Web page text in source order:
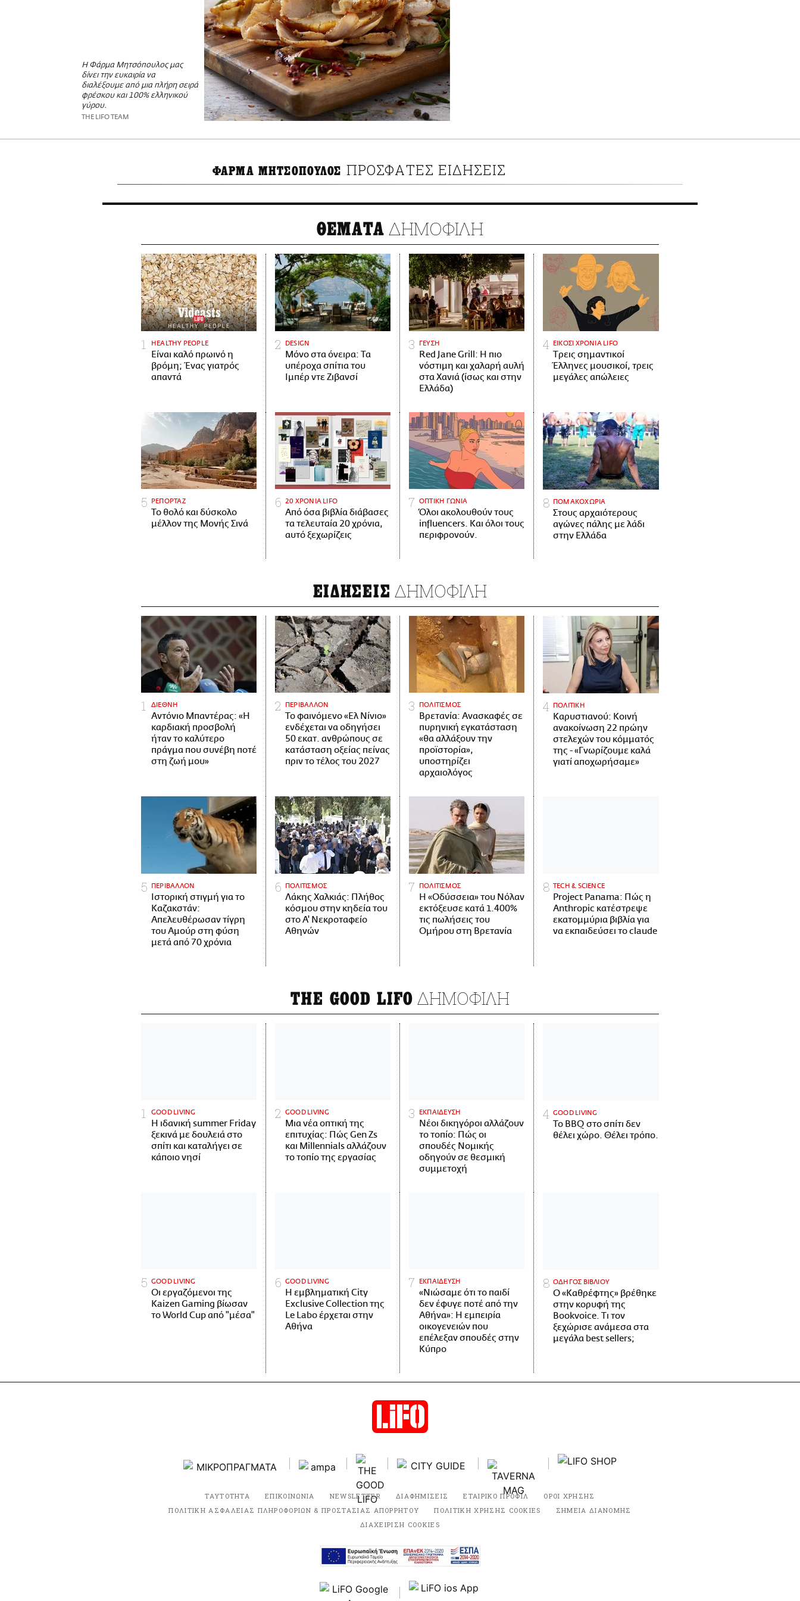
Η Φάρμα Μητσόπουλος μας
δίνει την ευκαιρία να
διαλέξουμε από μια πλήρη σειρά
φρέσκου και 100% ελληνικού
γύρου.
THE LIFO TEAM
ΦΑΡΜΑ ΜΗΤΣΟΠΟΥΛΟΣ ΠΡΟΣΦΑΤΕΣ ΕΙΔΗΣΕΙΣ
ΘΕΜΑΤΑ ΔΗΜΟΦΙΛΗ
HEALTHY PEOPLE
Είναι καλό πρωινό η
βρόμη; Ένας γιατρός
απαντά
DESIGN
Μόνο στα όνειρα: Τα
υπέροχα σπίτια του
Ιμπέρ ντε Ζιβανσί
ΓΕΥΣΗ
Red Jane Grill: Η πιο
νόστιμη και χαλαρή αυλή
στα Χανιά (ίσως και στην
Ελλάδα)
ΕΙΚΟΣΙ ΧΡΟΝΙΑ LIFO
Tρεις σημαντικοί
Έλληνες μουσικοί, τρεις
μεγάλες απώλειες
ΡΕΠΟΡΤΑΖ
Το θολό και δύσκολο
μέλλον της Μονής Σινά
20 ΧΡΟΝΙΑ LIFO
Από όσα βιβλία διάβασες
τα τελευταία 20 χρόνια,
αυτό ξεχωρίζεις
ΟΠΤΙΚΗ ΓΩΝΙΑ
Όλοι ακολουθούν τους
influencers. Και όλοι τους
περιφρονούν.
ΠΟΜΑΚΟΧΩΡΙΑ
Στους αρχαιότερους
αγώνες πάλης με λάδι
στην Ελλάδα
ΕΙΔΗΣΕΙΣ ΔΗΜΟΦΙΛΗ
ΔΙΕΘΝΗ
Αντόνιο Μπαντέρας: «Η
καρδιακή προσβολή
ήταν το καλύτερο
πράγμα που συνέβη ποτέ
στη ζωή μου»
ΠΕΡΙΒΑΛΛΟΝ
Το φαινόμενο «Ελ Νίνιο»
ενδέχεται να οδηγήσει
50 εκατ. ανθρώπους σε
κατάσταση οξείας πείνας
πριν το τέλος του 2027
ΠΟΛΙΤΙΣΜΟΣ
Βρετανία: Ανασκαφές σε
πυρηνική εγκατάσταση
«θα αλλάξουν την
προϊστορία»,
υποστηρίζει
αρχαιολόγος
ΠΟΛΙΤΙΚΗ
Καρυστιανού: Κοινή
ανακοίνωση 22 πρώην
στελεχών του κόμματός
της - «Γνωρίζουμε καλά
γιατί αποχωρήσαμε»
ΠΕΡΙΒΑΛΛΟΝ
Ιστορική στιγμή για το
Καζακστάν:
Απελευθέρωσαν τίγρη
του Αμούρ στη φύση
μετά από 70 χρόνια
ΠΟΛΙΤΙΣΜΟΣ
Λάκης Χαλκιάς: Πλήθος
κόσμου στην κηδεία του
στο Α' Νεκροταφείο
Αθηνών
ΠΟΛΙΤΙΣΜΟΣ
Η «Οδύσσεια» του Νόλαν
εκτόξευσε κατά 1.400%
τις πωλήσεις του
Ομήρου στη Βρετανία
ΤECH & SCIENCE
Project Panama: Πώς η
Anthropic κατέστρεψε
εκατομμύρια βιβλία για
να εκπαιδεύσει το claude
THE GOOD LIFO ΔΗΜΟΦΙΛΗ
GOOD LIVING
Η ιδανική summer Friday
ξεκινά με δουλειά στο
σπίτι και καταλήγει σε
κάποιο νησί
GOOD LIVING
Μια νέα οπτική της
επιτυχίας: Πώς Gen Zs
και Millennials αλλάζουν
το τοπίο της εργασίας
ΕΚΠΑΙΔΕΥΣΗ
Νέοι δικηγόροι αλλάζουν
το τοπίο: Πώς οι
σπουδές Νομικής
οδηγούν σε θεσμική
συμμετοχή
GOOD LIVING
Το BBQ στο σπίτι δεν
θέλει χώρο. Θέλει τρόπο.
GOOD LIVING
Οι εργαζόμενοι της
Kaizen Gaming βίωσαν
το World Cup από "μέσα"
GOOD LIVING
Η εμβληματική City
Exclusive Collection της
Le Labo έρχεται στην
Αθήνα
ΕΚΠΑΙΔΕΥΣΗ
«Νιώσαμε ότι το παιδί
δεν έφυγε ποτέ από την
Αθήνα»: Η εμπειρία
οικογενειών που
επέλεξαν σπουδές στην
Κύπρο
ΟΔΗΓΟΣ ΒΙΒΛΙΟΥ
Ο «Καθρέφτης» βρέθηκε
στην κορυφή της
Bookvoice. Τι τον
ξεχώρισε ανάμεσα στα
μεγάλα best sellers;
ΤΑΥΤΟΤΗΤΑ ΕΠΙΚΟΙΝΩΝΙΑ NEWSLETTER ΔΙΑΦΗΜΙΣΕΙΣ ΕΤΑΙΡΙΚΟ ΠΡΟΦΙΛ
ΟΡΟΙ ΧΡΗΣΗΣ
ΠΟΛΙΤΙΚΗ ΑΣΦΑΛΕΙΑΣ ΠΛΗΡΟΦΟΡΙΩΝ & ΠΡΟΣΤΑΣΙΑΣ ΑΠΟΡΡΗΤΟΥ
ΠΟΛΙΤΙΚΗ ΧΡΗΣΗΣ COOKIES
ΣΗΜΕΙΑ ΔΙΑΝΟΜΗΣ
ΔΙΑΧΕΙΡΙΣΗ COOKIES